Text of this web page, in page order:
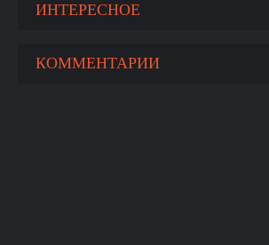
ИНТЕРЕСНОЕ
КОММЕНТАРИИ